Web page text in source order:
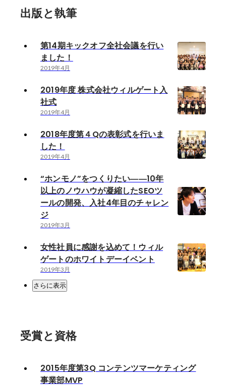
出版と執筆
第14期キックオフ全社会議を行い
ました！
2019年4月
2019年度 株式会社ウィルゲート入
社式
2019年4月
2018年度第４Qの表彰式を行いま
した！
2019年4月
“ホンモノ”をつくりたい――10年
以上のノウハウが凝縮したSEOツ
ールの開発、入社4年目のチャレン
ジ
2019年3月
女性社員に感謝を込めて！ウィル
ゲートのホワイトデーイベント
2019年3月
さらに表示
受賞と資格
2015年度第3Q コンテンツマーケティング
事業部MVP